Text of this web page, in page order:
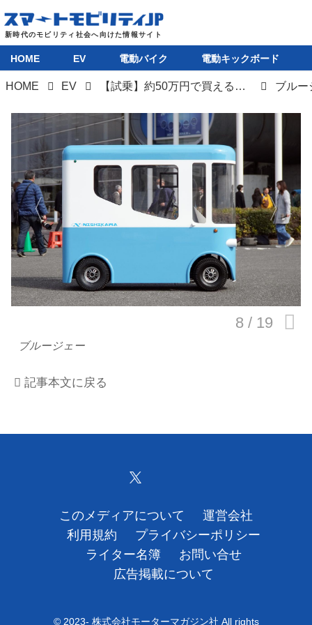
EV
電動バイク
電動キックボード
テクノロジー
このメディアについて
ライター名簿
お問い合せ
HOME EV 電動バイク 電動キックボード
HOME EV 【試乗】約50万円で買える免許不要のミニEV「ブルージェー」がまもなく発売。自転車サイズの屋根付き四輪特定小型原付で、FCEVモデルも展開 ブルー
ブルージェー
記事本文に戻る
このメディアについて
運営会社
利用規約
プライバシーポリシー
ライター名簿
お問い合せ
広告掲載について
© 2023- 株式会社モーターマガジン社 All rights